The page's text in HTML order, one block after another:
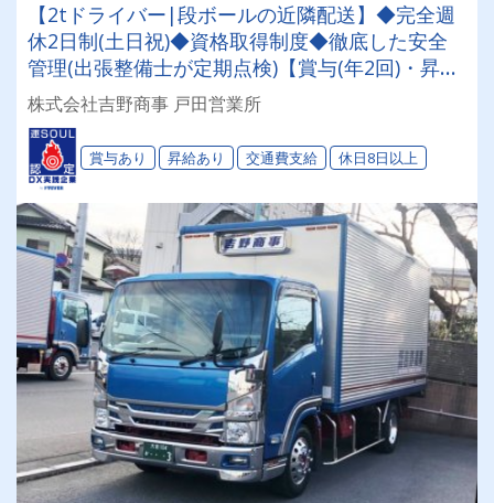
【2tドライバー|段ボールの近隣配送】◆完全週
休2日制(土日祝)◆資格取得制度◆徹底した安全
管理(出張整備士が定期点検)【賞与(年2回)・昇給
(年1回)・各種手当】新車続々納車予定あり!!増
車・増便に伴う増員募集です✨
株式会社吉野商事 戸田営業所
賞与あり 昇給あり 交通費支給 休日8日以上